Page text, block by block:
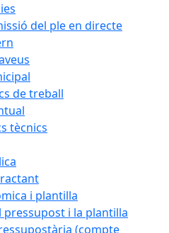
del ple en directe
de treball
tècnics
i plantilla
pressupost i la plantilla
(compte